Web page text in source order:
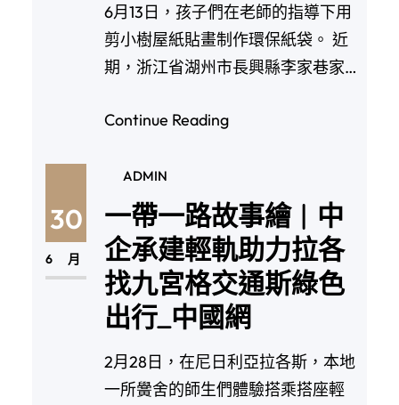
6月13日，孩子們在老師的指導下用
剪小樹屋紙貼畫制作環保紙袋。 近
期，浙江省湖州市長興縣李家巷家
Continue Reading
30
6 月
ADMIN
一帶一路故事繪 | 中
企承建輕軌助力拉各
找九宮格交通斯綠色
出行_中國網
2月28日，在尼日利亞拉各斯，本地
一所黌舍的師生們體驗搭乘搭座輕